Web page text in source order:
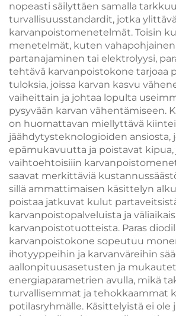
nopeasti säilyttäen samalla
turvallisuusstandardit, jotka
karvanpoistomenetelmät. Toisin
menetelmät, kuten
partanajaminen tai elektrolyysi,
tehtävä karvanpoistokone tarjoaa
tuloksia, joissa karvan kasvu
vaiheittain ja johtaa lopulta
pysyvään karvan vähentämiseen.
on huomattavan miellyttävä
jäähdytysteknologioiden ansiosta,
epämukavuutta ja poistavat
vaihtoehtoisiiin
saavat merkittäviä
sillä ammattimaisen käsittelyn
poistaa jatkuvat kulut
karvanpoistopalveluista ja
karvanpoistotuotteista. Paras
karvanpoistokone sopeutuu
ihotyyppeihin ja karvanväreihin
aallonpituusasetusten ja
energiaparametrien avulla, mikä
turvallisemmat ja tehokkaammat
potilasryhmälle. Käsittelyistä ei ole